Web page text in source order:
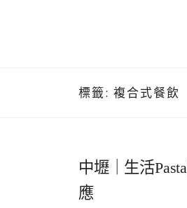
標籤: 複合式餐飲
中壢｜生活
應